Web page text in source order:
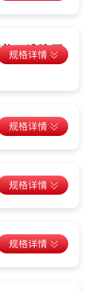
三维胶原
荧光法
制剂）
比色）